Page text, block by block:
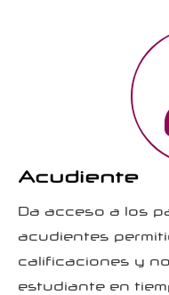
Acudiente
Da acceso a los
acudientes
calificaciones y
estudiante en